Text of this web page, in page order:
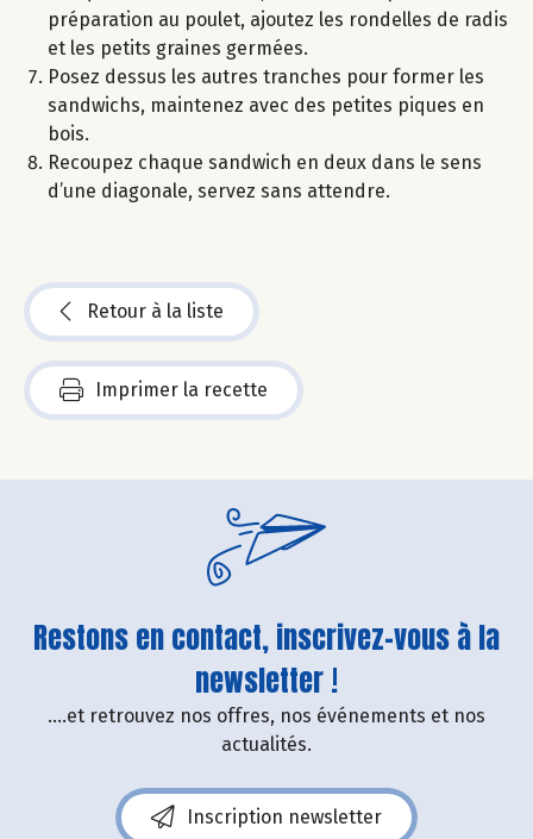
préparation au poulet, ajoutez les rondelles de radis
et les petits graines germées.
Posez dessus les autres tranches pour former les
sandwichs, maintenez avec des petites piques en
bois.
Recoupez chaque sandwich en deux dans le sens
d’une diagonale, servez sans attendre.
Retour à la liste
Imprimer la recette
Restons en contact, inscrivez-vous à la
newsletter !
....et retrouvez nos offres, nos événements et nos
actualités.
Inscription newsletter